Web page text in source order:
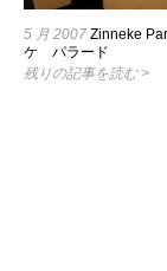
5 月 2007 Zinneke
ケ パラード
残りの記事を読む >